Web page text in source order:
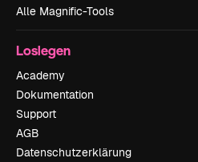
Alle Magnific-Tools
Loslegen
Academy
Dokumentation
Support
AGB
Datenschutzerklärung